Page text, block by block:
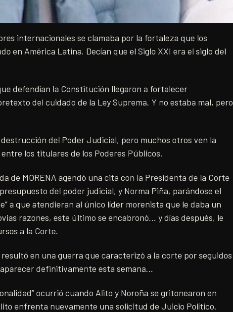
internacionales se clamaba por la fortaleza que los
en América Latina. Decían que el Siglo XXI era el siglo del
defendían la Constitución llegaron a fortalecer
del cuidado de la Ley Suprema. Y no estaba mal, pero
del Poder Judicial, pero muchos otros ven la
los titulares de los Poderes Públicos.
de MORENA agendó una cita con la Presidenta de la Corte
del poder judicial, y Norma Piña, parándose el
a que atendieran al único líder morenista que le daba un
razones, este último se encabronó… y días después, le
a la Corte.
en una guerra que caracterizó a la corte por seguidos
definitivamente esta semana…
ocurrió cuando Alito y Noroña se gritonearon en
enfrenta nuevamente una solicitud de Juicio Político.